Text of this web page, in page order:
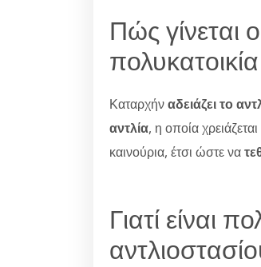
Πώς γίνεται
Καταρχήναδειάζει το
αντλία, η οποία χρειάζεται
καινούρια, έτσι ώστε να
Γιατί είναι